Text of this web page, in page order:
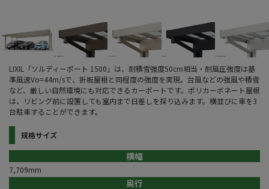
LIXIL「ソルディーポート 1500」は、耐積雪強度50cm相当・耐風圧強度は基
準風速Vo=44m/sで、折板屋根と同程度の強度を実現。台風などの強風や積雪
など、厳しい自然環境にも対応できるカーポートです。ポリカーボネート屋根
は、リビング前に設置しても室内まで日差しを採り込みます。横並びに車を3
台駐車することができます。
規格サイズ
横幅
7,709mm
奥行